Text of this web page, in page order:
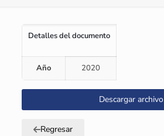
Detalles del documento
Año 2020
Descargar archivo
Regresar